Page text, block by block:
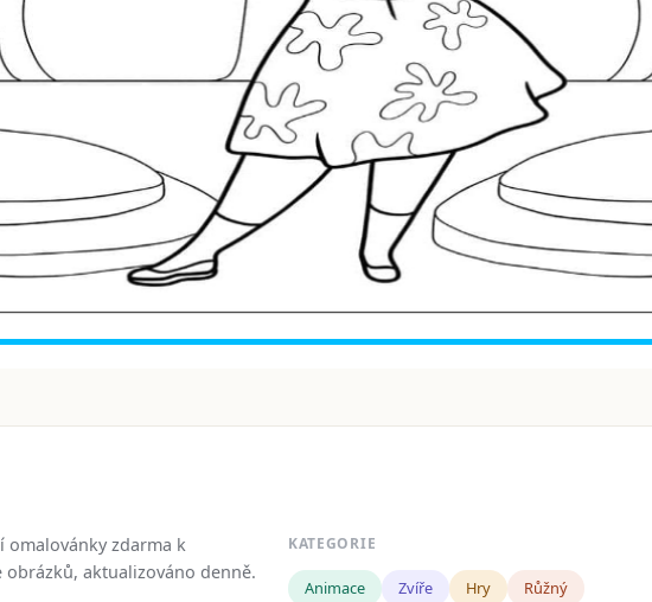
omalovánky zdarma k
aktualizováno denně.
KATEGORIE
Animace Zvíře Hry Růžný